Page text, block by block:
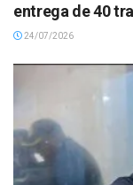
entrega de 40
24/07/2026